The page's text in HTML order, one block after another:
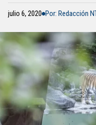
julio 6, 2020 Por: Redacción